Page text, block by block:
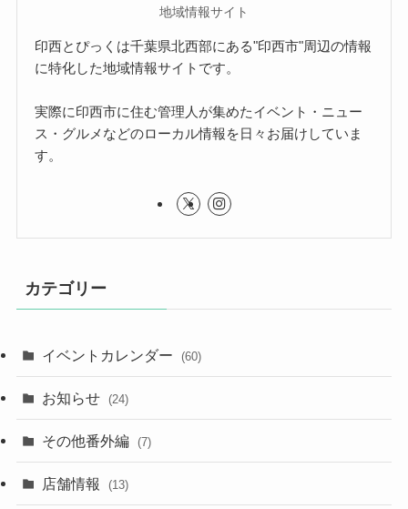
地域情報サイト
印西とぴっくは千葉県北西部にある"印西市"周辺の情報
に特化した地域情報サイトです。
実際に印西市に住む管理人が集めたイベント・ニュー
ス・グルメなどのローカル情報を日々お届けしていま
す。
カテゴリー
イベントカレンダー (60)
お知らせ (24)
その他番外編 (7)
店舗情報 (13)